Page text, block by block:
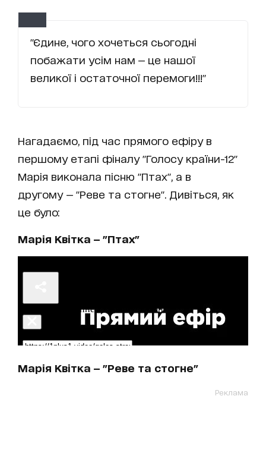
"Єдине, чого хочеться сьогодні
побажати усім нам — це нашої
великої і остаточної перемоги!!!"
Нагадаємо, під час прямого ефіру в
першому етапі фіналу "Голосу країни-12"
Марія виконала пісню "Птах", а в
другому — "Реве та стогне". Дивіться, як
це було:
Марія Квітка — "Птах"
Марія Квітка — "Реве та стогне"
Реклама